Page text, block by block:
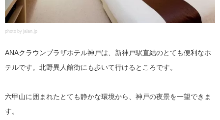
photo by jalan.jp
ANAクラウンプラザホテル神戸は、新神戸駅直結のとても便利なホ
テルです。北野異人館街にも歩いて行けるところです。
六甲山に囲まれたとても静かな環境から、神戸の夜景を一望できま
す。